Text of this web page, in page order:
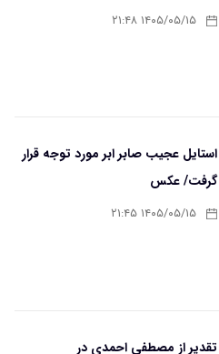
۱۴۰۵/۰۵/۱۵ ۲۱:۴۸
استایل عجیب صابر ابر مورد توجه قرار
گرفت/ عکس
۱۴۰۵/۰۵/۱۵ ۲۱:۴۵
تقدیر از مصطفی احمدی در